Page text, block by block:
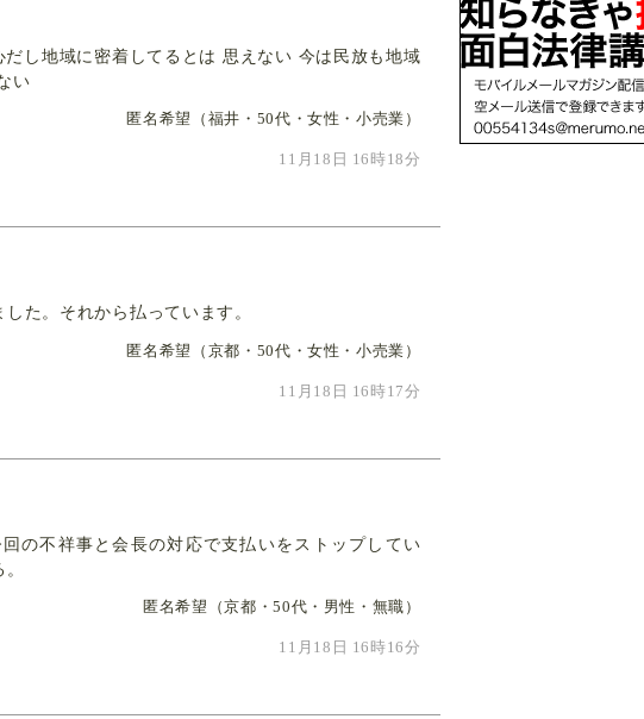
し地域に密着してるとは 思えない 今は民放も地域
い
匿名希望（福井・50代・女性・小売業）
11月18日 16時18分
た。それから払っています。
匿名希望（京都・50代・女性・小売業）
11月18日 16時17分
の不祥事と会長の対応で支払いをストップしてい
匿名希望（京都・50代・男性・無職）
11月18日 16時16分